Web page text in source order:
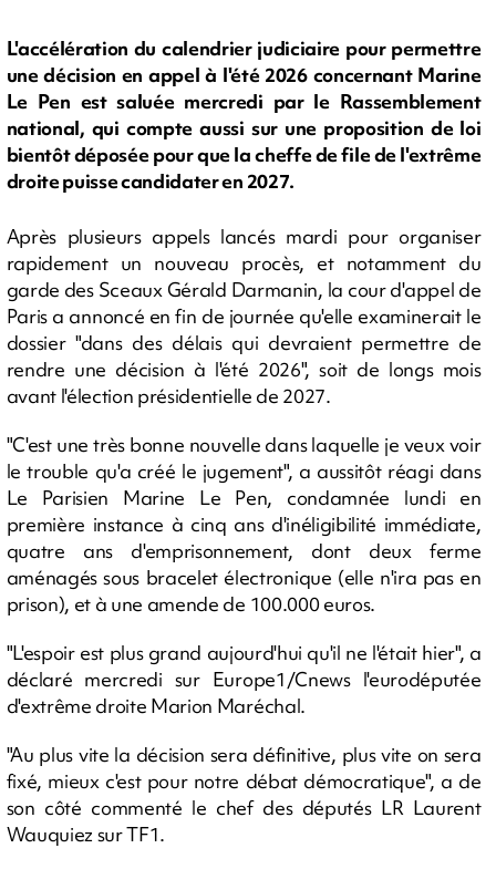
L'accélération du calendrier judiciaire pour permettre
une décision en appel à l'été 2026 concernant Marine
Le Pen est saluée mercredi par le Rassemblement
national, qui compte aussi sur une proposition de loi
bientôt déposée pour que la cheffe de file de l'extrême
droite puisse candidater en 2027.
Après plusieurs appels lancés mardi pour organiser
rapidement un nouveau procès, et notamment du
garde des Sceaux Gérald Darmanin, la cour d'appel de
Paris a annoncé en fin de journée qu'elle examinerait le
dossier "dans des délais qui devraient permettre de
rendre une décision à l'été 2026", soit de longs mois
avant l'élection présidentielle de 2027.
"C'est une très bonne nouvelle dans laquelle je veux voir
le trouble qu'a créé le jugement", a aussitôt réagi dans
Le Parisien Marine Le Pen, condamnée lundi en
première instance à cinq ans d'inéligibilité immédiate,
quatre ans d'emprisonnement, dont deux ferme
aménagés sous bracelet électronique (elle n'ira pas en
prison), et à une amende de 100.000 euros.
"L'espoir est plus grand aujourd'hui qu'il ne l'était hier", a
déclaré mercredi sur Europe1/Cnews l'eurodéputée
d'extrême droite Marion Maréchal.
"Au plus vite la décision sera définitive, plus vite on sera
fixé, mieux c'est pour notre débat démocratique", a de
son côté commenté le chef des députés LR Laurent
Wauquiez sur TF1.